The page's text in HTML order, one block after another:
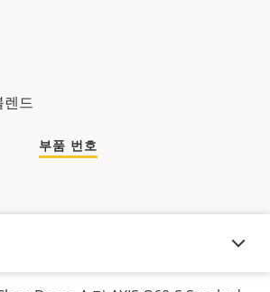
렌드
부품 번호